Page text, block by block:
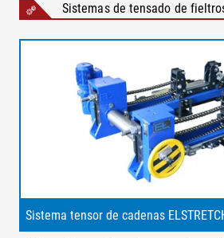
Sistemas de tensado de
Sistema tensor de cadenas